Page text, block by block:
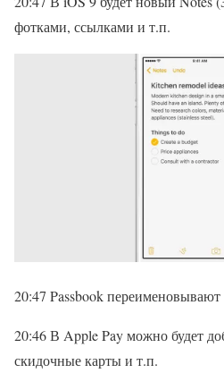
фотками, ссылками и т.п.
20:47 Passbook переименовывают
20:46 В Apple Pay можно будет
скидочные карты и т.п.